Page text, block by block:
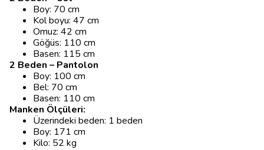
Boy: 70 cm
Kol boyu: 47 cm
Omuz: 42 cm
Göğüs: 110 cm
Basen: 115 cm
2 Beden – Pantolon
Boy: 100 cm
Bel: 70 cm
Basen: 110 cm
Manken Ölçüleri:
Üzerindeki beden: 1 beden
Boy: 171 cm
Kilo: 52 kg